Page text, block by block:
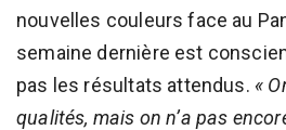
nouvelles couleurs face au
semaine dernière est
pas les résultats attendus. «
qualités, mais on n’a pas